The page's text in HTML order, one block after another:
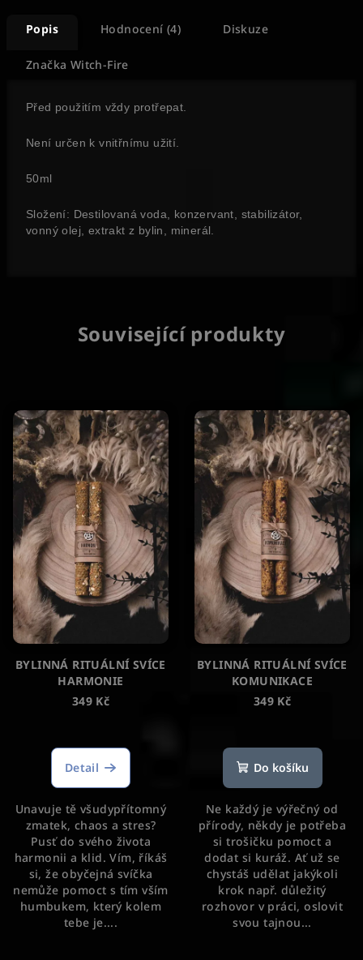
Popis Hodnocení (4) Diskuze
Značka Witch-Fire
Před použitím vždy protřepat.
Není určen k vnitřnímu užití.
50ml
Složení: Destilovaná voda, konzervant, stabilizátor,
vonný olej, extrakt z bylin, minerál.
Související produkty
BYLINNÁ RITUÁLNÍ SVÍCE
HARMONIE
349 Kč
Detail
Unavuje tě všudypřítomný
zmatek, chaos a stres?
Pusť do svého života
harmonii a klid. Vím, říkáš
si, že obyčejná svíčka
nemůže pomoct s tím vším
humbukem, který kolem
tebe je....
BYLINNÁ RITUÁLNÍ SVÍCE
KOMUNIKACE
349 Kč
Do košíku
Ne každý je výřečný od
přírody, někdy je potřeba
si trošičku pomoct a
dodat si kuráž. Ať už se
chystáš udělat jakýkoli
krok např. důležitý
rozhovor v práci, oslovit
svou tajnou...